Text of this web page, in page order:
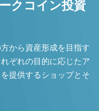
クコイン投資
から資産形成を目指す
ぞれの目的に応じたア
提供するショップとそ